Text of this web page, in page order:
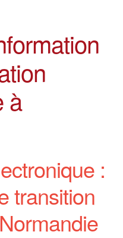
à
:
transition